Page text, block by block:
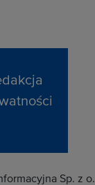
Sp. z